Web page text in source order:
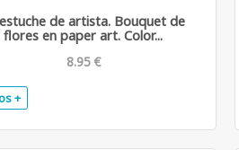
de artista. Bouquet de
flores en paper art. Color...
8.95 €
+